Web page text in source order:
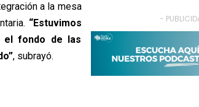
a la mesa
“Estuvimos
el fondo de las
, subrayó.
-